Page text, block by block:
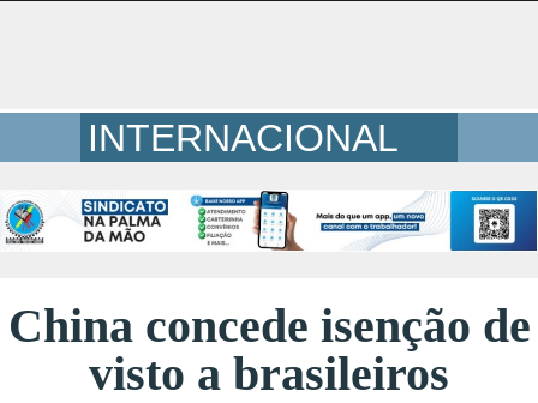
INTERNACIONAL
China concede isenção de
visto a brasileiros